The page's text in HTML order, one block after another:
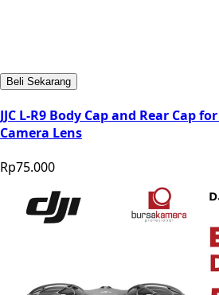
Beli Sekarang
JJC L-R9 Body Cap and Rear Cap
Camera Lens
Rp75.000